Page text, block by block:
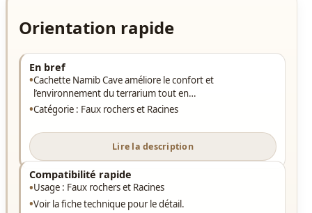
Orientation rapide
En bref
Cachette Namib Cave améliore le confort et
l’environnement du terrarium tout en…
Catégorie : Faux rochers et Racines
Lire la description
Compatibilité rapide
Usage : Faux rochers et Racines
Voir la fiche technique pour le détail.